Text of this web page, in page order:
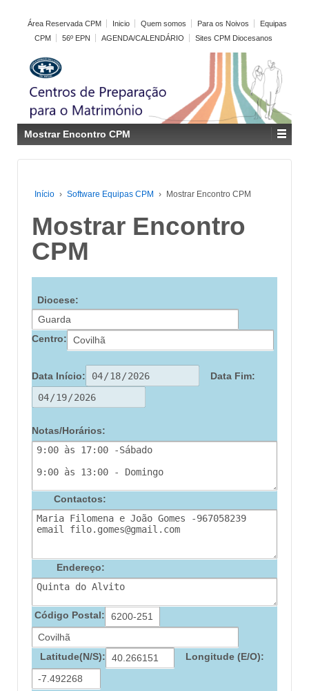
Área Reservada CPM Inicio Quem somos Para os Noivos
Equipas
CPM
56º EPN AGENDA/CALENDÁRIO Sites CPM Diocesanos
Mostrar Encontro CPM
Início › Software Equipas CPM › Mostrar Encontro CPM
Mostrar Encontro
CPM
Diocese:
Centro:
Data Início: Data Fim:
Notas/Horários:
Contactos:
Endereço:
Código Postal:
Latitude(N/S): Longitude (E/O):